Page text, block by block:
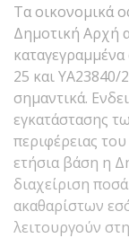
Τα οικονομικά
Δημοτική Αρχή
25 και ΥΑ23840/
σημαντικά.
εγκατάστασης
περιφέρειας
ετήσια βάση η
διαχείριση
ακαθαρίστων
λειτουργούν